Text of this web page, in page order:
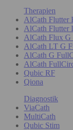
Therapien
AlCath Flutter
AlCath Flutter
AlCath Flux G
AlCath LT G
AlCath G
AlCath
Qubic RF
Qiona
Diagnostik
ViaCath
MultiCath
Qubic Stim